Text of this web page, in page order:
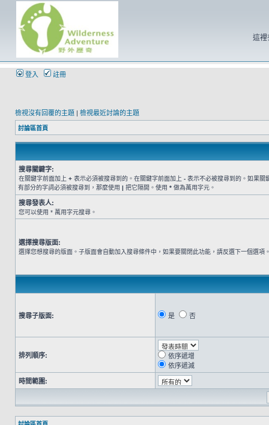
這裡
登入 註冊
檢視沒有回覆的主題 | 檢視最近討論的主題
討論區首頁
搜尋關鍵字:
在關鍵字前面加上 + 表示必須被搜尋到的。在關鍵字前面加上 - 表示不必被搜尋到的。如果關
有部分的字詞必須被搜尋到，那麼使用 | 把它隔開。使用 * 做為萬用字元。
搜尋發表人:
您可以使用 * 萬用字元搜尋。
選擇搜尋版面:
選擇您想搜尋的版面。子版面會自動加入搜尋條件中，如果要關閉此功能，請反選下一個選項
搜尋子版面: 是 否
排列順序:
依序遞增
依序遞減
時間範圍: